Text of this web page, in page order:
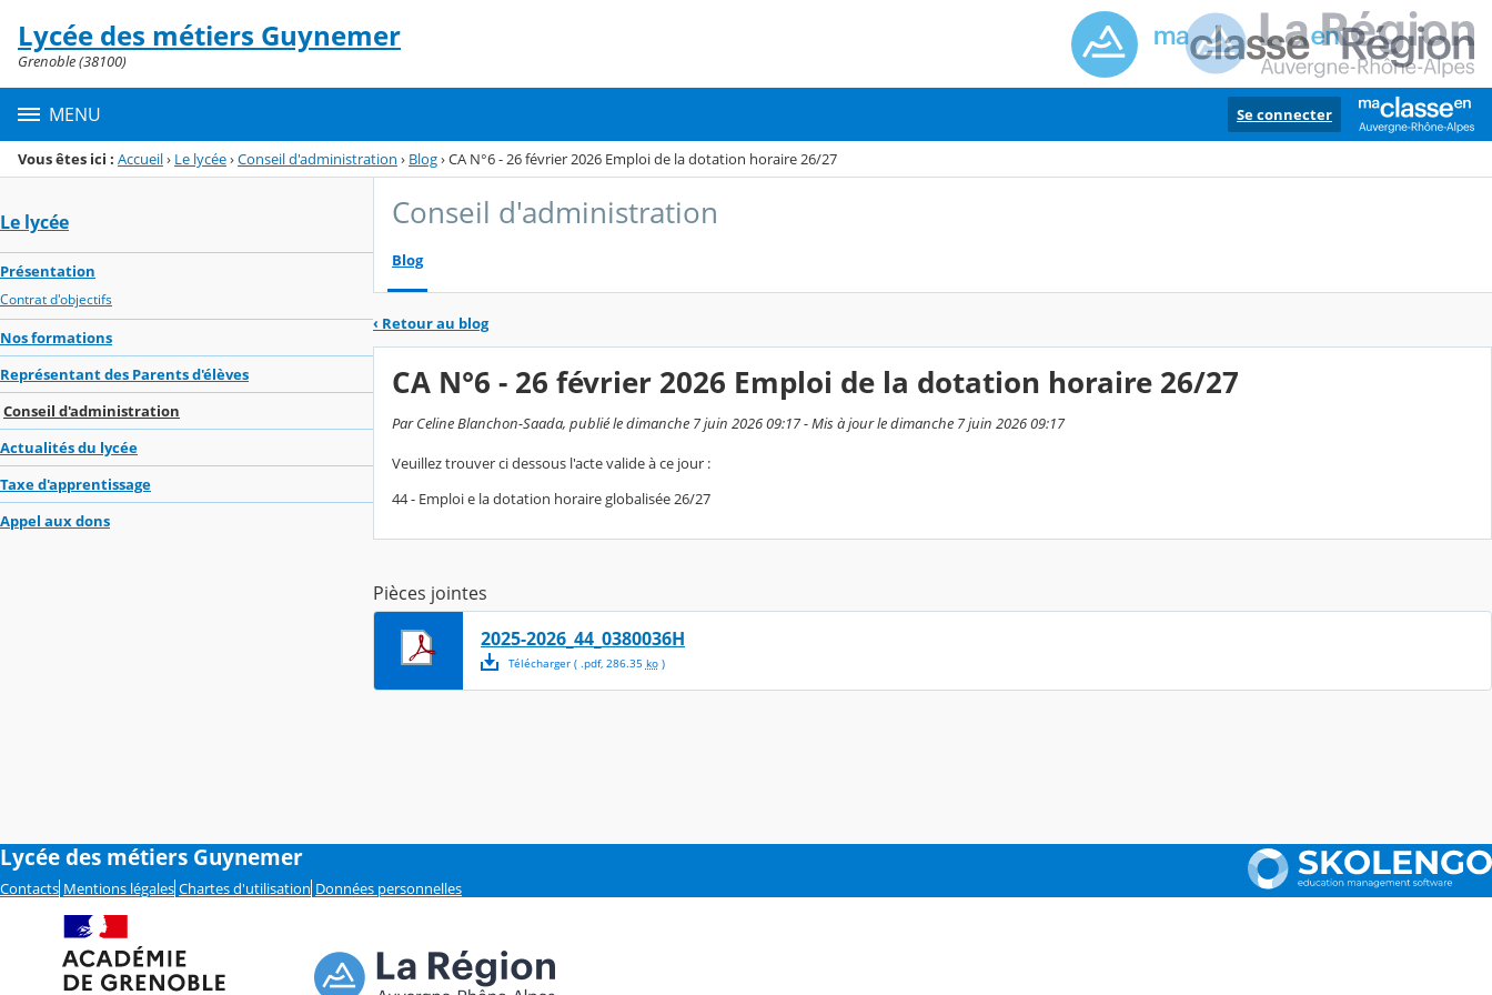
Menu de la rubrique
Contenu
Lycée des métiers Guynemer
Grenoble (38100)
MENU Se connecter
Vous êtes ici : Accueil› Le lycée›Conseil d'administration › Blog›CA N°6 - 26 février 2026 Emploi de la dotation horaire 26/27
Le lycée
Présentation
Contrat d'objectifs
Nos formations
Représentant des Parents d'élèves
Conseil d'administration
Actualités du lycée
Taxe d'apprentissage
Appel aux dons
Conseil d'administration
Blog
‹ Retour au blog
CA N°6 - 26 février 2026 Emploi de la dotation horaire 26/27
Par Celine Blanchon-Saada, publié le dimanche 7 juin 2026 09:17 - Mis à jour le dimanche 7 juin 2026 09:17
Veuillez trouver ci dessous l'acte valide à ce jour :
44 - Emploi e la dotation horaire globalisée 26/27
Pièces jointes
2025-2026_44_0380036H
Télécharger( .pdf, 286.35 ko)
Lycée des métiers Guynemer
Contacts Mentions légales Chartes d'utilisation Données personnelles